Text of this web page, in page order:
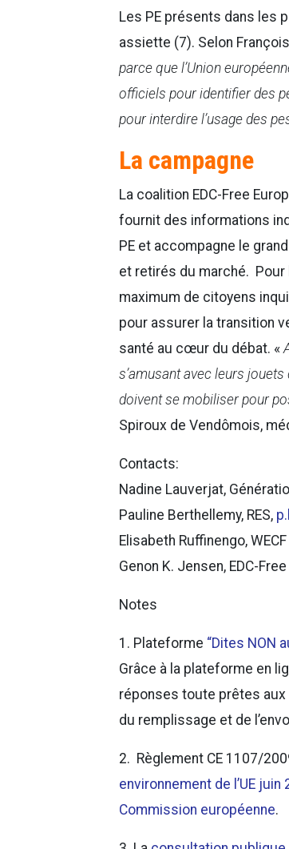
Les PE présents dans les
assiette (7). Selon
parce que l’Union
officiels pour identifier des
pour interdire l’usage des
La campagne
La coalition EDC-Free
fournit des informations
PE et accompagne le
et retirés du marché. Pour
maximum de citoyens
pour assurer la transition
santé au cœur du débat. «
s’amusant avec leurs
doivent se mobiliser pour
Spiroux de Vendômois,
Contacts:
Nadine Lauverjat,
Pauline Berthellemy, RES,
Elisabeth Ruffinengo,
Genon K. Jensen, EDC-
Notes
1. Plateforme “Dites NON
Grâce à la plateforme en
réponses toute prêtes
du remplissage et de
2. Règlement CE 1107/
environnement de l’UE juin
Commission européenne.